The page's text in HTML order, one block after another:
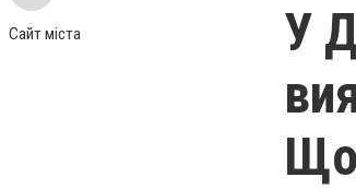
Сайт міста
У
Що